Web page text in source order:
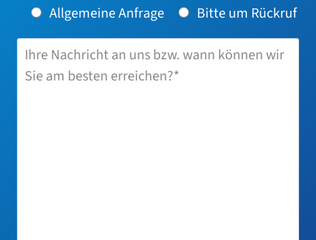
Allgemeine Anfrage
Bitte um Rückruf